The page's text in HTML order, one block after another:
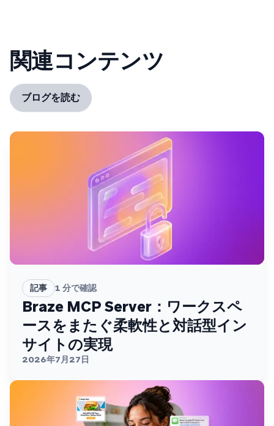
関連コンテンツ
ブログを読む
記事 1 分で確認
Braze MCP Server：ワークスペ
ースをまたぐ柔軟性と対話型イン
サイトの実現
2026年7月27日